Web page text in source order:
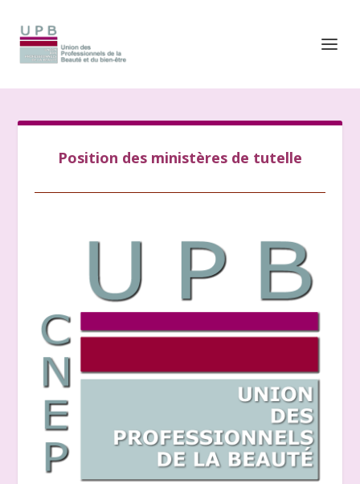
Position des ministères de tutelle